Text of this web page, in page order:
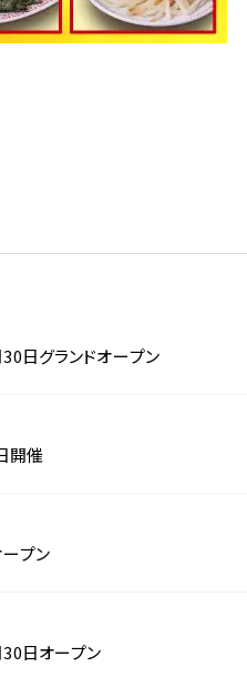
日グランドオープン
開催
プン
日オープン